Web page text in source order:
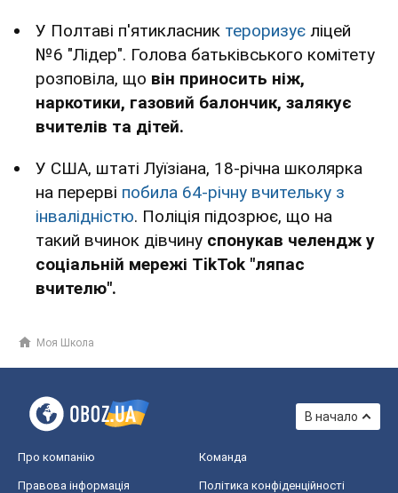
У Полтаві п'ятикласник тероризує ліцей
№6 "Лідер". Голова батьківського комітету
розповіла, що він приносить ніж,
наркотики, газовий балончик, залякує
вчителів та дітей.
У США, штаті Луїзіана, 18-річна школярка
на перерві побила 64-річну вчительку з
інвалідністю. Поліція підозрює, що на
такий вчинок дівчину спонукав челендж у
соціальній мережі TikTok "ляпас
вчителю".
Моя Школа
В начало
Про компанію Команда
Правова інформація Політика конфіденційності